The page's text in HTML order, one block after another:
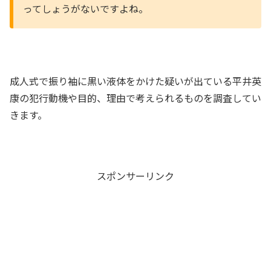
ってしょうがないですよね。
成人式で振り袖に黒い液体をかけた疑いが出ている平井英
康の犯行動機や目的、理由で考えられるものを調査してい
きます。
スポンサーリンク